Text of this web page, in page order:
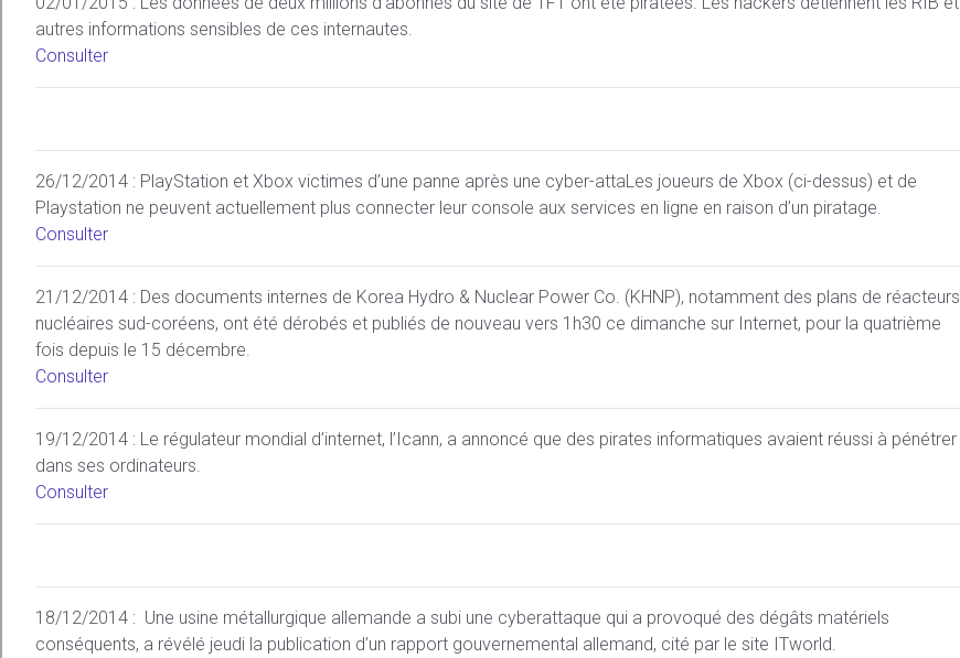
autres informations sensibles de ces internautes.
Consulter
26/12/2014 : PlayStation et Xbox victimes d’une panne après une cyber-attaLes joueurs de Xbox (ci-dessus) et de
Playstation ne peuvent actuellement plus connecter leur console aux services en ligne en raison d’un piratage.
Consulter
21/12/2014 : Des documents internes de Korea Hydro & Nuclear Power Co. (KHNP), notamment des plans de réacteurs
nucléaires sud-coréens, ont été dérobés et publiés de nouveau vers 1h30 ce dimanche sur Internet, pour la quatrième
fois depuis le 15 décembre.
Consulter
19/12/2014 : Le régulateur mondial d’internet, l’Icann, a annoncé que des pirates informatiques avaient réussi à pénétrer
dans ses ordinateurs.
Consulter
18/12/2014 : Une usine métallurgique allemande a subi une cyberattaque qui a provoqué des dégâts matériels
conséquents, a révélé jeudi la publication d’un rapport gouvernemental allemand, cité par le site ITworld.